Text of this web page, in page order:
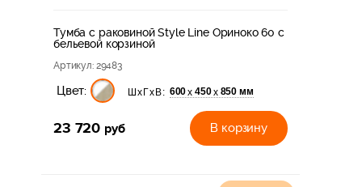
Тумба с раковиной Style Line Ориноко 60 с
бельевой корзиной
Артикул: 29483
Цвет: ШхГхВ: 600х 450х 850 мм
23 720 руб В корзину